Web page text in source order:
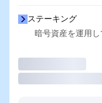
ステーキング
暗号資産を運用し